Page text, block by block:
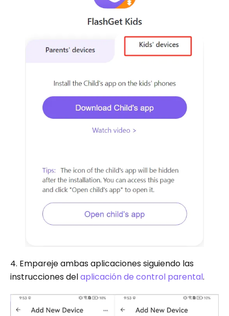
4. Empareje ambas aplicaciones siguiendo las
instrucciones delaplicación de control parental.